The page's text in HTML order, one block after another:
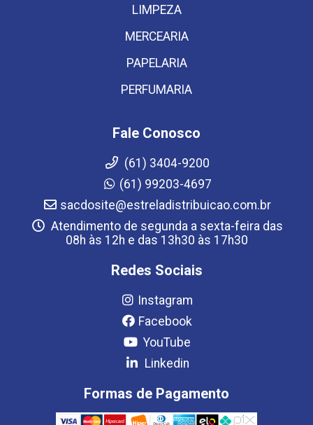
LIMPEZA
MERCEARIA
PAPELARIA
PERFUMARIA
Fale Conosco
(61) 3404-9200
(61) 99203-4697
sacdosite@estreladistribuicao.com.br
Atendimento de segunda a sexta-feira das
08h às 12h e das 13h30 às 17h30
Redes Sociais
Instagram
Facebook
YouTube
Linkedin
Formas de Pagamento